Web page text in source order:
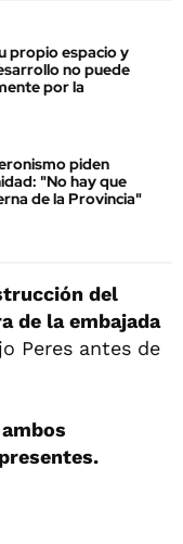
propio espacio y
no puede
por la
piden
"No hay que
de la Provincia"
del
de la embajada
Peres antes de